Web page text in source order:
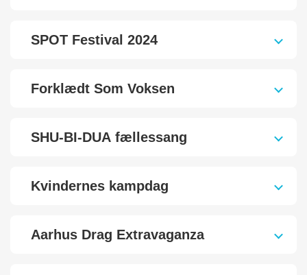
SPOT Festival 2024
Forklædt Som Voksen
SHU-BI-DUA fællessang
Kvindernes kampdag
Aarhus Drag Extravaganza